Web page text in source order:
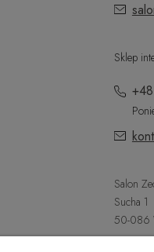
Sklep
Salon
Sucha 1
50-086